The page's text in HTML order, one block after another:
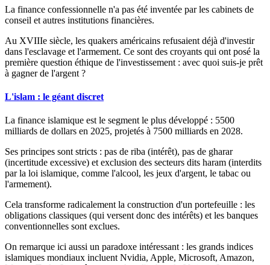
La finance confessionnelle n'a pas été inventée par les cabinets de
conseil et autres institutions financières.
Au XVIIIe siècle, les quakers américains refusaient déjà d'investir
dans l'esclavage et l'armement. Ce sont des croyants qui ont posé la
première question éthique de l'investissement : avec quoi suis-je prêt
à gagner de l'argent ?
L'islam : le géant discret
La finance islamique est le segment le plus développé : 5500
milliards de dollars en 2025, projetés à 7500 milliards en 2028.
Ses principes sont stricts : pas de riba (intérêt), pas de gharar
(incertitude excessive) et exclusion des secteurs dits haram (interdits
par la loi islamique, comme l'alcool, les jeux d'argent, le tabac ou
l'armement).
Cela transforme radicalement la construction d'un portefeuille : les
obligations classiques (qui versent donc des intérêts) et les banques
conventionnelles sont exclues.
On remarque ici aussi un paradoxe intéressant : les grands indices
islamiques mondiaux incluent Nvidia, Apple, Microsoft, Amazon,